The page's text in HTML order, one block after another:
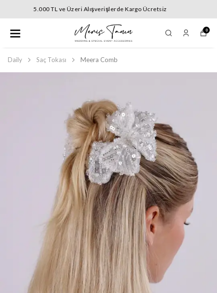
5.000 TL ve Üzeri Alışverişlerde Kargo Ücretsiz
0
Daily Saç Tokası Meera Comb